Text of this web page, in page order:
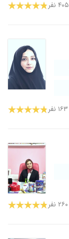
۴۰۵ نفر
۱۶۳ نفر
۲۶۰ نفر